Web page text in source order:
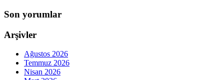
Son yorumlar
Arşivler
Ağustos 2026
Temmuz 2026
Nisan 2026